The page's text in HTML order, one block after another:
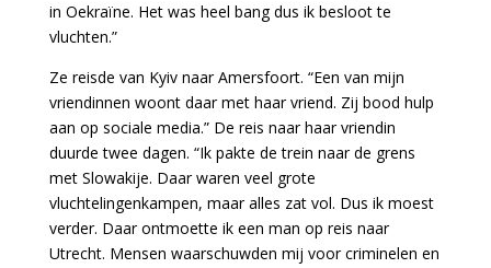
in Oekraïne. Het was heel bang dus ik besloot te
vluchten.”
Ze reisde van Kyiv naar Amersfoort. “Een van mijn
vriendinnen woont daar met haar vriend. Zij bood hulp
aan op sociale media.” De reis naar haar vriendin
duurde twee dagen. “Ik pakte de trein naar de grens
met Slowakije. Daar waren veel grote
vluchtelingenkampen, maar alles zat vol. Dus ik moest
verder. Daar ontmoette ik een man op reis naar
Utrecht. Mensen waarschuwden mij voor criminelen en